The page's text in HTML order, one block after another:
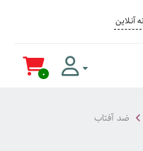
آنــلاین برای همــه
0
ضد آفتاب